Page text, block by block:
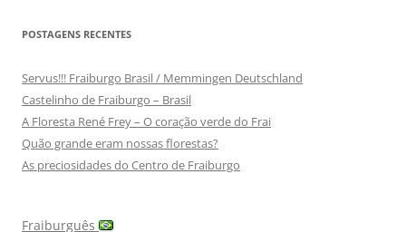
POSTAGENS RECENTES
Servus!!! Fraiburgo Brasil / Memmingen Deutschland
Castelinho de Fraiburgo – Brasil
A Floresta René Frey – O coração verde do Frai
Quão grande eram nossas florestas?
As preciosidades do Centro de Fraiburgo
Fraiburguês